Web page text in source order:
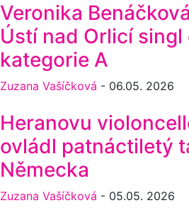
Veronika
Ústí nad Orlicí
kategorie A
Zuzana Vašíčková - 06.05. 2026
Heranovu
ovládl patnáctiletý
Německa
Zuzana Vašíčková - 05.05. 2026